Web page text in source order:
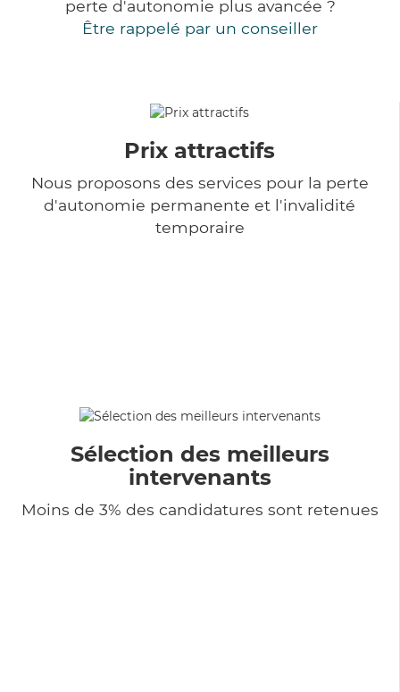
perte d'autonomie plus avancée ?
Être rappelé par un conseiller
Prix attractifs
Nous proposons des services pour la perte
d'autonomie permanente et l'invalidité
temporaire
Sélection des meilleurs
intervenants
Moins de 3% des candidatures sont retenues